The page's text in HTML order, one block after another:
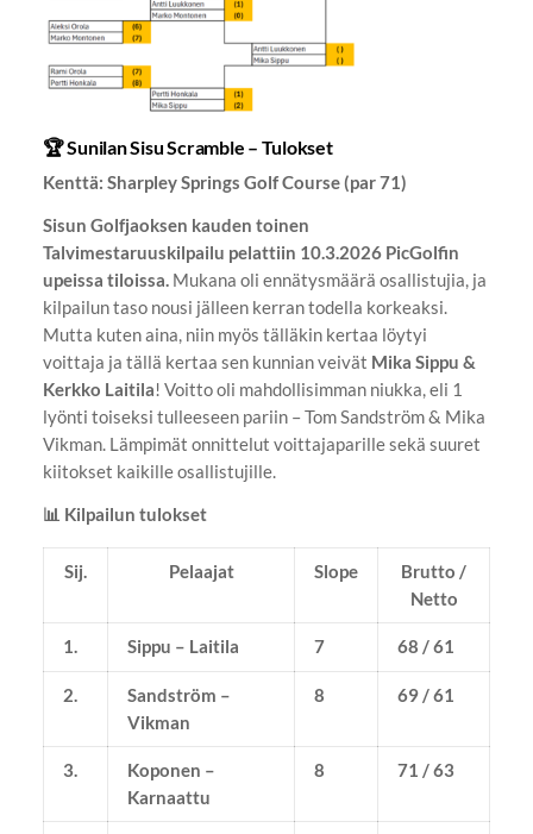
🏆 Sunilan Sisu Scramble – Tulokset
Kenttä: Sharpley Springs Golf Course (par 71)
Sisun Golfjaoksen kauden toinen
Talvimestaruuskilpailu pelattiin 10.3.2026 PicGolfin
upeissa tiloissa.Mukana oli ennätysmäärä osallistujia, ja
kilpailun taso nousi jälleen kerran todella korkeaksi.
Mutta kuten aina, niin myös tälläkin kertaa löytyi
voittaja ja tällä kertaa sen kunnian veivät Mika Sippu &
Kerkko Laitila! Voitto oli mahdollisimman niukka, eli 1
lyönti toiseksi tulleeseen pariin – Tom Sandström & Mika
Vikman. Lämpimät onnittelut voittajaparille sekä suuret
kiitokset kaikille osallistujille.
📊 Kilpailun tulokset
Sij. Pelaajat Slope
Brutto /
Netto
1. Sippu – Laitila 7 68 / 61
2.
Sandström –
Vikman
8 69 / 61
3.
Koponen –
Karnaattu
8 71 / 63